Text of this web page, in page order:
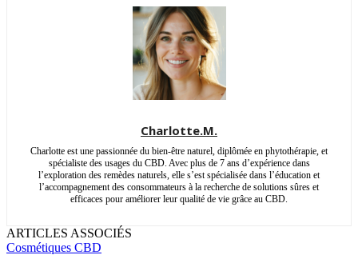
Charlotte.M.
Charlotte est une passionnée du bien-être naturel, diplômée en phytothérapie, et
spécialiste des usages du CBD. Avec plus de 7 ans d’expérience dans
l’exploration des remèdes naturels, elle s’est spécialisée dans l’éducation et
l’accompagnement des consommateurs à la recherche de solutions sûres et
efficaces pour améliorer leur qualité de vie grâce au CBD.
ARTICLES ASSOCIÉS
Cosmétiques CBD